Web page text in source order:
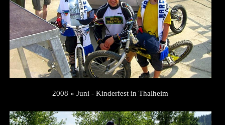
2008 » Juni - Kinderfest in Thalheim